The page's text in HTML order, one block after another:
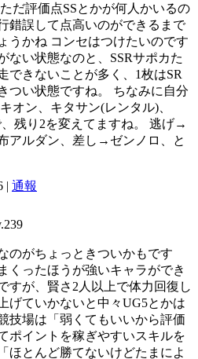
だ評価点SSとかが何人かいるの
錯誤して点高いのができるまで
うかね コンセはつけたいのです
ない状態なのと、SSRサポカた
できないことが多く、1枚はSR
つい状態ですね。 ちなみに自分
オン、キタサン(レンタル)、
残り2を変えてますね。 逃げ→
アルダン、差し→ゼンノロ、と
| 通報
のがちょっときついかもです
くったほうが強いキャラができ
すが、賢さ2人以上で体力回復し
げていかないと中々UG5とかは
技場は「弱くてもいいから評価
ポイントを稼ぎやすいスキルを
ほとんど勝てないけどたまによ